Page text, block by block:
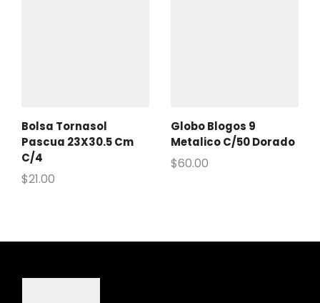
Bolsa Tornasol
Pascua 23X30.5 Cm
C/4
$21.00
Globo Blogos 9
Metalico C/50 Dorado
$60.00